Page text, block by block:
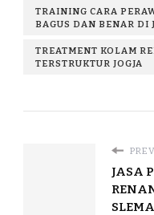
TRAINING CARA
BAGUS DAN BENAR DI
TREATMENT KOLAM
TERSTRUKTUR JOGJA
JASA